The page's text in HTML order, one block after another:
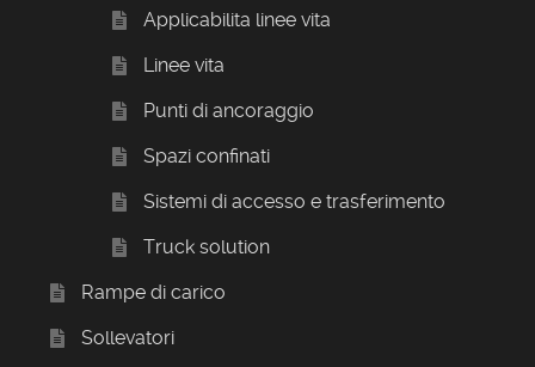
Applicabilita linee vita
Linee vita
Punti di ancoraggio
Spazi confinati
Sistemi di accesso e trasferimento
Truck solution
Rampe di carico
Sollevatori